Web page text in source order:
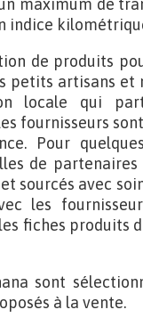
maximum de
indice
de produits
petits artisans et
locale qui
fournisseurs
Pour
de
sourcés avec
les
fiches produits
sont
à la vente.